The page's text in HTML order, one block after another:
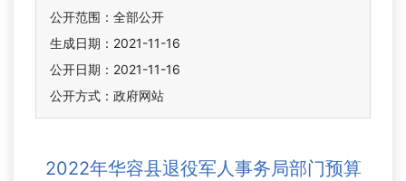
公开范围：全部公开
生成日期：2021-11-16
公开日期：2021-11-16
公开方式：政府网站
2022年华容县退役军人事务局部门预算